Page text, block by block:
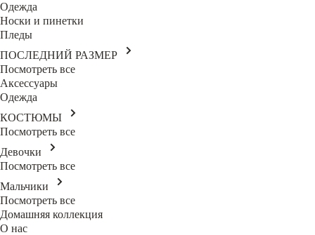
Одежда
Носки и пинетки
Пледы
ПОСЛЕДНИЙ РАЗМЕР
Посмотреть все
Аксессуары
Одежда
КОСТЮМЫ
Посмотреть все
Девочки
Посмотреть все
Мальчики
Посмотреть все
Домашняя коллекция
О нас